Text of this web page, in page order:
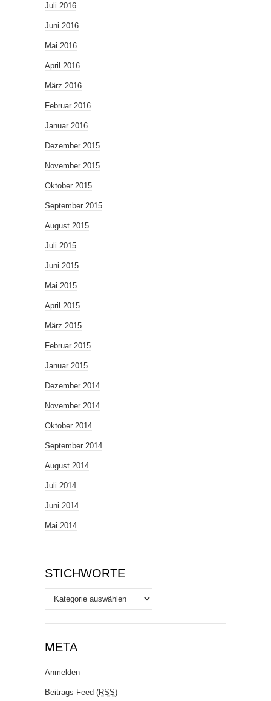
Juli 2016
Juni 2016
Mai 2016
April 2016
März 2016
Februar 2016
Januar 2016
Dezember 2015
November 2015
Oktober 2015
September 2015
August 2015
Juli 2015
Juni 2015
Mai 2015
April 2015
März 2015
Februar 2015
Januar 2015
Dezember 2014
November 2014
Oktober 2014
September 2014
August 2014
Juli 2014
Juni 2014
Mai 2014
STICHWORTE
Stichworte
META
Anmelden
Beitrags-Feed (RSS)